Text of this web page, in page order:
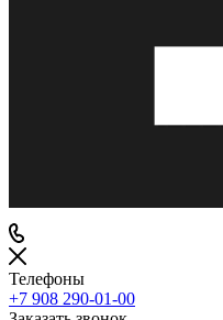
Телефоны
+7 908 290-01-00